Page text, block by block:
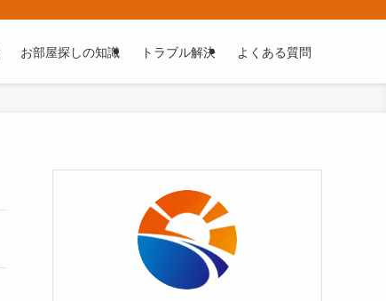
お部屋探しの知識 トラブル解決 よくある質問